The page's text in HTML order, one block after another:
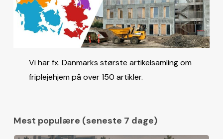
Vi har fx. Danmarks største artikelsamling om
friplejehjem på over 150 artikler.
Mest populære (seneste 7 dage)